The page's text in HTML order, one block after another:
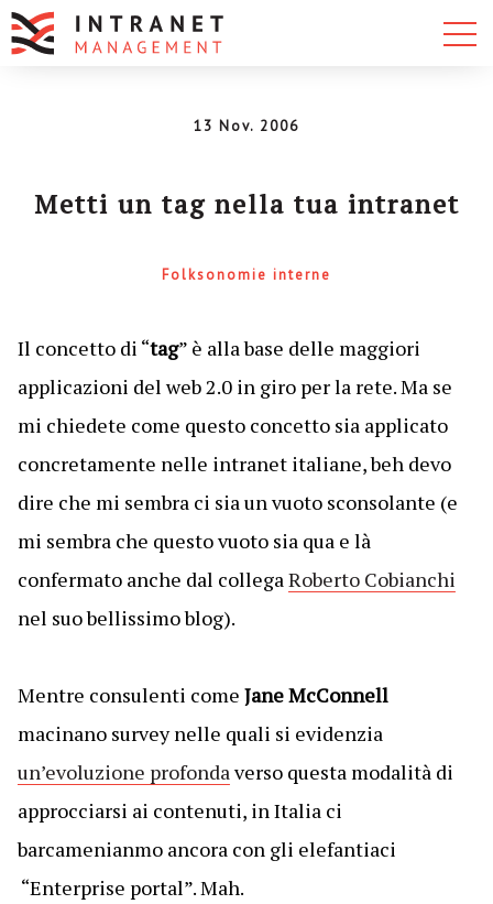
13 Nov. 2006
Metti un tag nella tua intranet
Folksonomie interne
Il concetto di “tag” è alla base delle maggiori
applicazioni del web 2.0 in giro per la rete. Ma se
mi chiedete come questo concetto sia applicato
concretamente nelle intranet italiane, beh devo
dire che mi sembra ci sia un vuoto sconsolante (e
mi sembra che questo vuoto sia qua e là
confermato anche dal collegaRoberto Cobianchi
nel suo bellissimo blog).
Mentre consulenti come Jane McConnell
macinano survey nelle quali si evidenzia
un’evoluzione profondaverso questa modalità di
approcciarsi ai contenuti, in Italia ci
barcamenianmo ancora con gli elefantiaci
“Enterprise portal”. Mah.